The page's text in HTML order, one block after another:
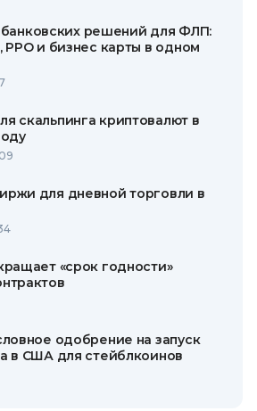
решений для ФЛП:
РРО и бизнес карты в одном
скальпинга криптовалют в
для дневной торговли в
«срок годности»
одобрение на запуск
в США для стейблкоинов